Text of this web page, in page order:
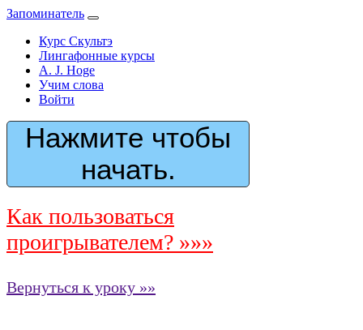
Запоминатель
Курс Скультэ
Лингафонные курсы
A. J. Hoge
Учим слова
Войти
Нажмите чтобы
начать.
Как пользоваться
проигрывателем? »»»
Вернуться к уроку »»